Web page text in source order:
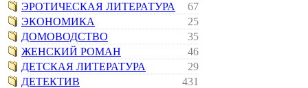
ЭРОТИЧЕСКАЯ ЛИТЕРАТУРА
67
ЭКОНОМИКА
25
ДОМОВОДСТВО
35
ЖЕНСКИЙ РОМАН
46
ДЕТСКАЯ ЛИТЕРАТУРА
29
ДЕТЕКТИВ
431